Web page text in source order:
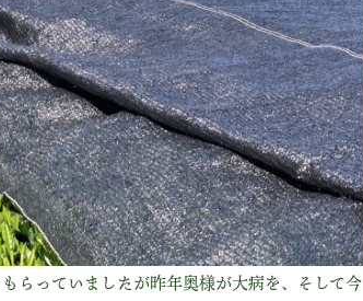
らっていましたが昨年奥様が大病を、そして今